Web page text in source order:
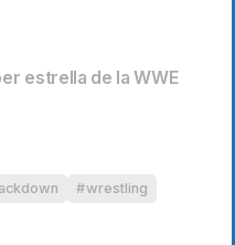
estrella de la WWE
wrestling